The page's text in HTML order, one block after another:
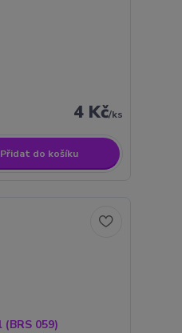
4 Kč/ks
Přidat do košíku